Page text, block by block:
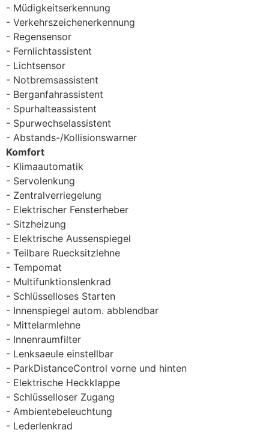
Müdigkeitserkennung
Verkehrszeichenerkennung
Regensensor
Fernlichtassistent
Lichtsensor
Notbremsassistent
Berganfahrassistent
Spurhalteassistent
Spurwechselassistent
Abstands-/Kollisionswarner
Komfort
Klimaautomatik
Servolenkung
Zentralverriegelung
Elektrischer Fensterheber
Sitzheizung
Elektrische Aussenspiegel
Teilbare Ruecksitzlehne
Tempomat
Multifunktionslenkrad
Schlüsselloses Starten
Innenspiegel autom. abblendbar
Mittelarmlehne
Innenraumfilter
Lenksaeule einstellbar
ParkDistanceControl vorne und hinten
Elektrische Heckklappe
Schlüsselloser Zugang
Ambientebeleuchtung
Lederlenkrad